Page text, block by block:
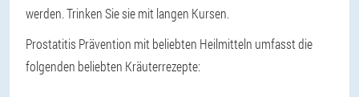
werden. Trinken Sie sie mit langen Kursen.
Prostatitis Prävention mit beliebten Heilmitteln umfasst die
folgenden beliebten Kräuterrezepte: